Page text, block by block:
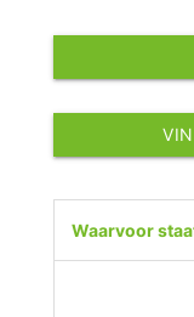
Waarvoor